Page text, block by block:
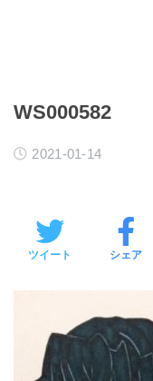
WS000582
2021-01-14
ツイート シェア